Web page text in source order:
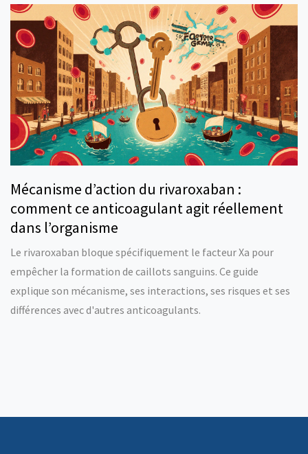
Mécanisme d’action du rivaroxaban :
comment ce anticoagulant agit réellement
dans l’organisme
Le rivaroxaban bloque spécifiquement le facteur Xa pour
empêcher la formation de caillots sanguins. Ce guide
explique son mécanisme, ses interactions, ses risques et ses
différences avec d'autres anticoagulants.